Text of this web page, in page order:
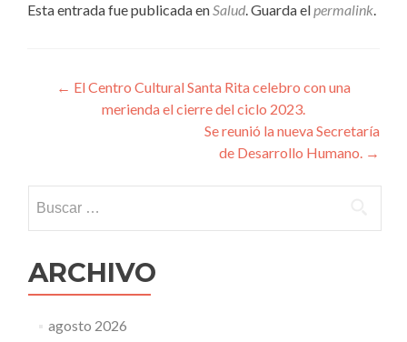
Esta entrada fue publicada enSalud. Guarda elpermalink.
Navegación
← El Centro Cultural Santa Rita celebro con una
merienda el cierre del ciclo 2023.
Se reunió la nueva Secretaría
de Desarrollo Humano. →
ARCHIVO
agosto 2026